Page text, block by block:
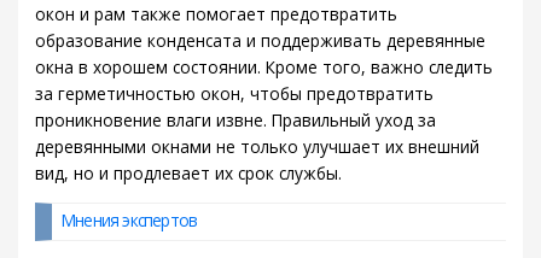
окон и рам также помогает предотвратить
образование конденсата и поддерживать деревянные
окна в хорошем состоянии. Кроме того, важно следить
за герметичностью окон, чтобы предотвратить
проникновение влаги извне. Правильный уход за
деревянными окнами не только улучшает их внешний
вид, но и продлевает их срок службы.
Мнения экспертов